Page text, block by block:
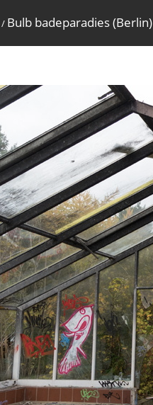
/ Bulb badeparadies (Berlin)